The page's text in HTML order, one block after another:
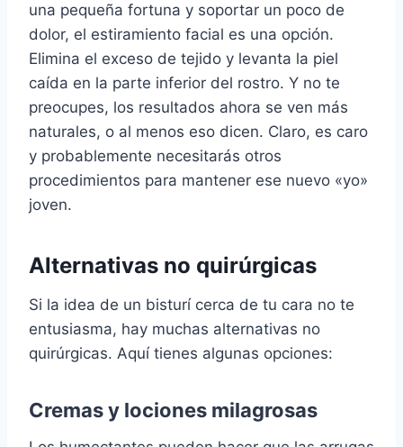
una pequeña fortuna y soportar un poco de
dolor, el estiramiento facial es una opción.
Elimina el exceso de tejido y levanta la piel
caída en la parte inferior del rostro. Y no te
preocupes, los resultados ahora se ven más
naturales, o al menos eso dicen. Claro, es caro
y probablemente necesitarás otros
procedimientos para mantener ese nuevo «yo»
joven.
Alternativas no quirúrgicas
Si la idea de un bisturí cerca de tu cara no te
entusiasma, hay muchas alternativas no
quirúrgicas. Aquí tienes algunas opciones:
Cremas y lociones milagrosas